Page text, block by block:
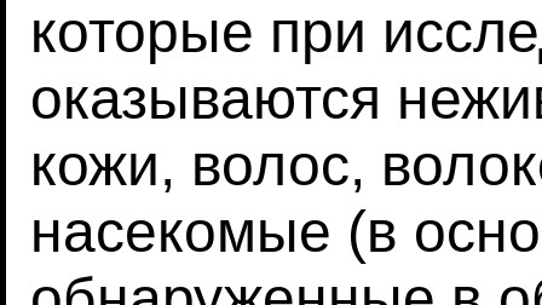
которые при
оказываются
кожи, волос,
насекомые (в